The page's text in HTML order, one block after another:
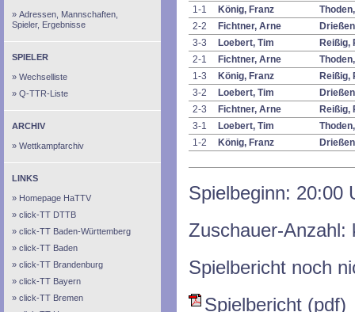
Adressen, Mannschaften,
Spieler, Ergebnisse
SPIELER
Wechselliste
Q-TTR-Liste
ARCHIV
Wettkampfarchiv
LINKS
Homepage HaTTV
click-TT DTTB
click-TT Baden-Württemberg
click-TT Baden
click-TT Brandenburg
click-TT Bayern
click-TT Bremen
1-1 König, Franz
2-2
Fichtner, Arne
3-3
Loebert, Tim
Reißig,
2-1
Fichtner, Arne
1-3
König, Franz
Reißig,
3-2
Loebert, Tim
2-3
Fichtner, Arne
Reißig,
3-1
Loebert, Tim
1-2
König, Franz
Spielbeginn: 20:00
Zuschauer-Anzahl:
Spielbericht noch
Spielbericht (pdf)